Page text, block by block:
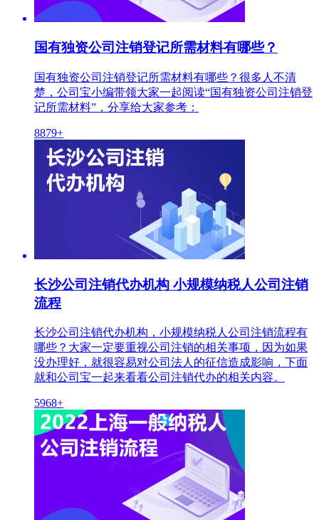
国有独资公司注销登记所需材料有哪些？
国有独资公司注销登记所需材料有哪些？很多人不清
楚，公司宝小编带领大家一起阅读“国有独资公司注销登
记所需材料”，分享给大家参考：
8879+
长沙公司注销代办机构 小规模纳税人公司注销
流程
长沙公司注销代办机构，小规模纳税人公司注销流程有
哪些？大家一定要重视公司注销的相关事项，因为如果
没办理好，就很容易对公司法人的征信造成影响，下面
就和公司宝一起来看看公司注销代办的相关内容。
5968+